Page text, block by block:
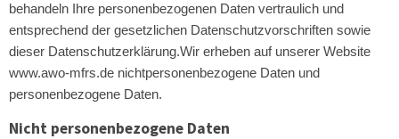
behandeln Ihre personenbezogenen Daten vertraulich und
entsprechend der gesetzlichen Datenschutzvorschriften sowie
dieser Datenschutzerklärung.Wir erheben auf unserer Website
www.awo-mfrs.de nichtpersonenbezogene Daten und
personenbezogene Daten.
Nicht personenbezogene Daten